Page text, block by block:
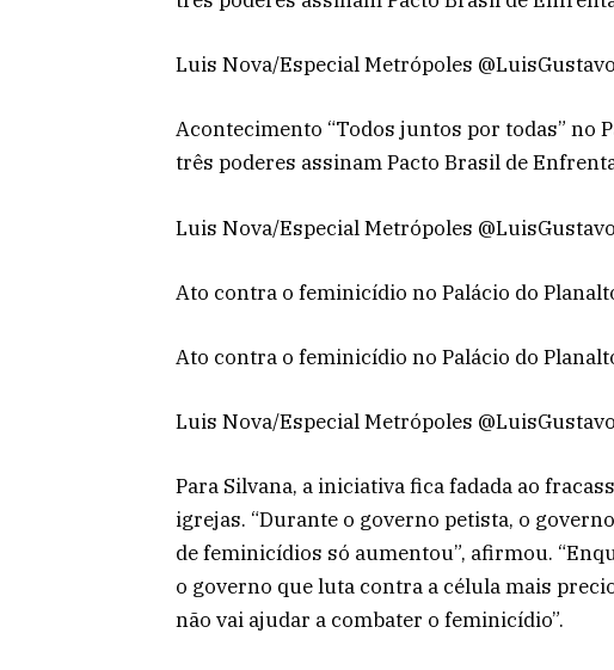
Luis Nova/Especial Metrópoles
Acontecimento “Todos juntos por todas” no
três poderes assinam Pacto Brasil de
Luis Nova/Especial Metrópoles
Ato contra o feminicídio no Palácio do
Ato contra o feminicídio no Palácio do
Luis Nova/Especial Metrópoles
Para Silvana, a iniciativa fica fadada ao
igrejas. “Durante o governo petista, o
de feminicídios só aumentou”, afirmou.
o governo que luta contra a célula mais
não vai ajudar a combater o feminicídio”.